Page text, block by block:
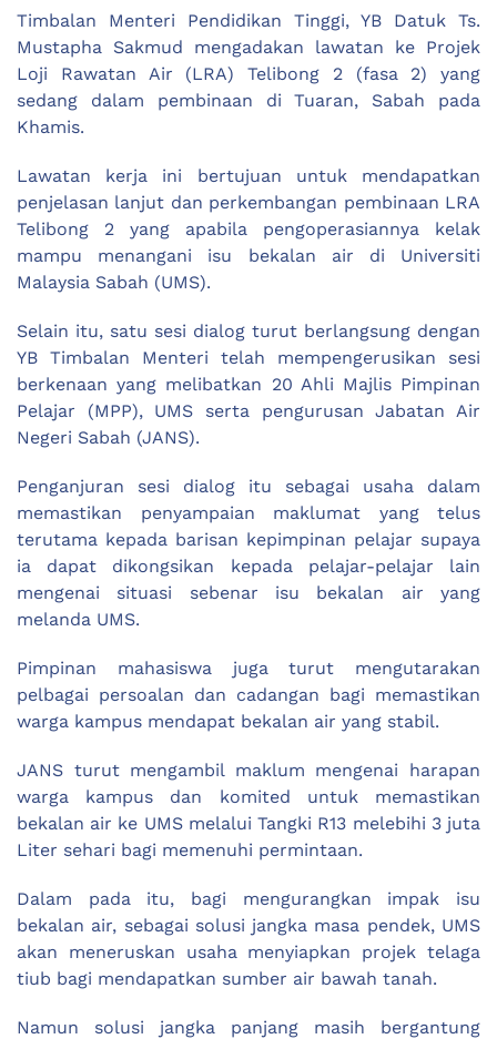
Timbalan Menteri Pendidikan Tinggi, YB Datuk Ts.
Mustapha Sakmud mengadakan lawatan ke Projek
Loji Rawatan Air (LRA) Telibong 2 (fasa 2) yang
sedang dalam pembinaan di Tuaran, Sabah pada
Khamis.
Lawatan kerja ini bertujuan untuk mendapatkan
penjelasan lanjut dan perkembangan pembinaan LRA
Telibong 2 yang apabila pengoperasiannya kelak
mampu menangani isu bekalan air di Universiti
Malaysia Sabah (UMS).
Selain itu, satu sesi dialog turut berlangsung dengan
YB Timbalan Menteri telah mempengerusikan sesi
berkenaan yang melibatkan 20 Ahli Majlis Pimpinan
Pelajar (MPP), UMS serta pengurusan Jabatan Air
Negeri Sabah (JANS).
Penganjuran sesi dialog itu sebagai usaha dalam
memastikan penyampaian maklumat yang telus
terutama kepada barisan kepimpinan pelajar supaya
ia dapat dikongsikan kepada pelajar-pelajar lain
mengenai situasi sebenar isu bekalan air yang
melanda UMS.
Pimpinan mahasiswa juga turut mengutarakan
pelbagai persoalan dan cadangan bagi memastikan
warga kampus mendapat bekalan air yang stabil.
JANS turut mengambil maklum mengenai harapan
warga kampus dan komited untuk memastikan
bekalan air ke UMS melalui Tangki R13 melebihi 3 juta
Liter sehari bagi memenuhi permintaan.
Dalam pada itu, bagi mengurangkan impak isu
bekalan air, sebagai solusi jangka masa pendek, UMS
akan meneruskan usaha menyiapkan projek telaga
tiub bagi mendapatkan sumber air bawah tanah.
Namun solusi jangka panjang masih bergantung